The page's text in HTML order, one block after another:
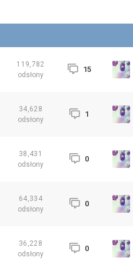
119,782
odsłony
15
34,628
odsłony
1
38,431
odsłony
0
64,334
odsłony
0
36,228
odsłony
0